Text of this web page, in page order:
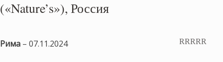
(«Nature’s»), Россия
Рима – 07.11.2024